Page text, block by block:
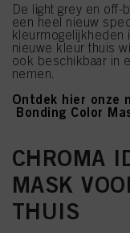
De light grey en off-
een heel nieuw
kleurmogelijkheden
nieuwe kleur thuis
ook beschikbaar in
nemen.
Ontdek hier onze
Bonding Color
CHROMA
MASK
THUIS